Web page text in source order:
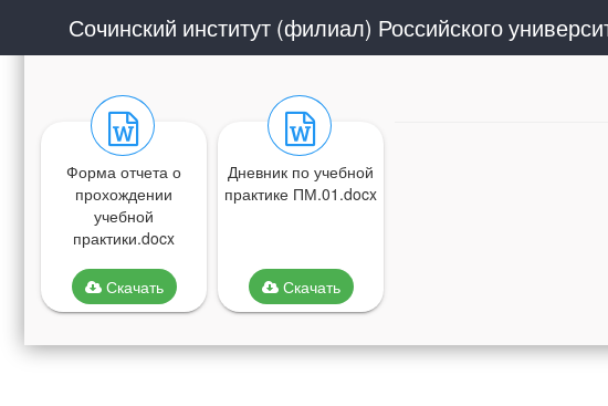
Форма отчета о
прохождении
учебной
практики.docx
Скачать
Дневник по учебной
практике ПМ.01.docx
Скачать